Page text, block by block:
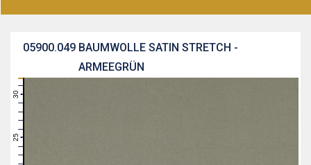
BAUMWOLLE SATIN STRETCH -
ARMEEGRÜN
05900.049
26